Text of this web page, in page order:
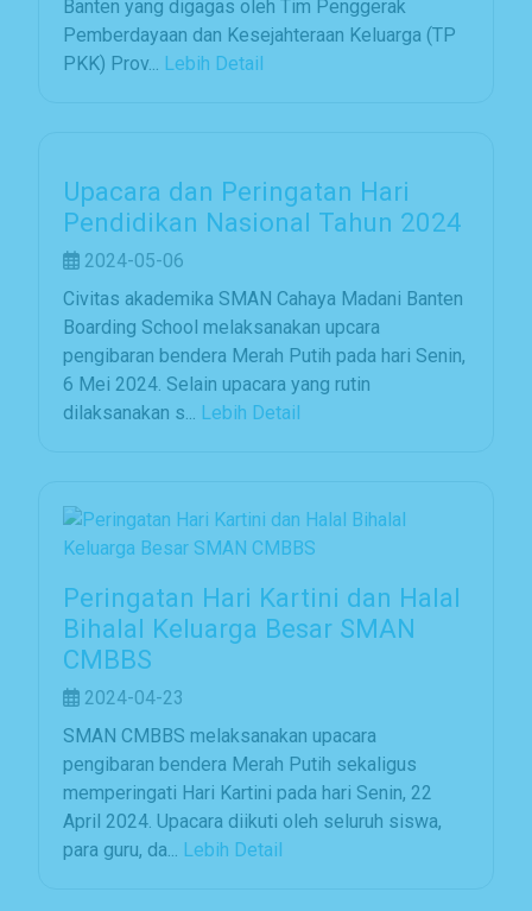
Banten yang digagas oleh Tim Penggerak
Pemberdayaan dan Kesejahteraan Keluarga (TP
PKK) Prov... Lebih Detail
Upacara dan Peringatan Hari
Pendidikan Nasional Tahun 2024
2024-05-06
Civitas akademika SMAN Cahaya Madani Banten
Boarding School melaksanakan upcara
pengibaran bendera Merah Putih pada hari Senin,
6 Mei 2024. Selain upacara yang rutin
dilaksanakan s... Lebih Detail
Peringatan Hari Kartini dan Halal
Bihalal Keluarga Besar SMAN
CMBBS
2024-04-23
SMAN CMBBS melaksanakan upacara
pengibaran bendera Merah Putih sekaligus
memperingati Hari Kartini pada hari Senin, 22
April 2024. Upacara diikuti oleh seluruh siswa,
para guru, da... Lebih Detail